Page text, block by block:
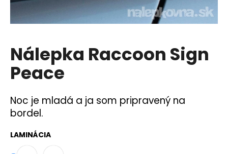
Nálepka Raccoon Sign
Peace
Noc je mladá a ja som pripravený na
bordel.
LAMINÁCIA
á
j
ť
?